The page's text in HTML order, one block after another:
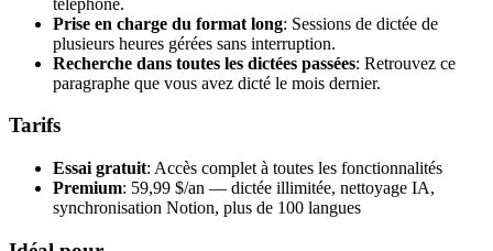
Prise en charge du format long: Sessions de dictée de
plusieurs heures gérées sans interruption.
Recherche dans toutes les dictées passées: Retrouvez ce
paragraphe que vous avez dicté le mois dernier.
Tarifs
Essai gratuit: Accès complet à toutes les fonctionnalités
Premium: 59,99 $/an — dictée illimitée, nettoyage IA,
synchronisation Notion, plus de 100 langues